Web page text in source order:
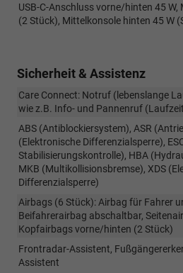
USB-C-Anschluss vorne/hinten 45
(2 Stück), Mittelkonsole hinten 45 W
Sicherheit & Assistenz
Care Connect: Notruf (lebenslange
wie z.B. Info- und Pannenruf
ABS (Antiblockiersystem), ASR
(Elektronische Differenzialsperre),
Stabilisierungskontrolle), HBA
MKB (Multikollisionsbremse), XDS
Differenzialsperre)
Airbags (6 Stück): Airbag für Fahrer
Beifahrerairbag abschaltbar,
Kopfairbags vorne/hinten (2 Stück)
Frontradar-Assistent,
Assistent